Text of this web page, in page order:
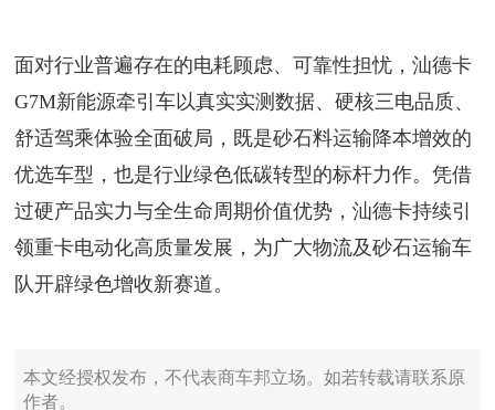
面对行业普遍存在的电耗顾虑、可靠性担忧，汕德卡
G7M新能源牵引车以真实实测数据、硬核三电品质、
舒适驾乘体验全面破局，既是砂石料运输降本增效的
优选车型，也是行业绿色低碳转型的标杆力作。凭借
过硬产品实力与全生命周期价值优势，汕德卡持续引
领重卡电动化高质量发展，为广大物流及砂石运输车
队开辟绿色增收新赛道。
本文经授权发布，不代表商车邦立场。如若转载请联系原
作者。